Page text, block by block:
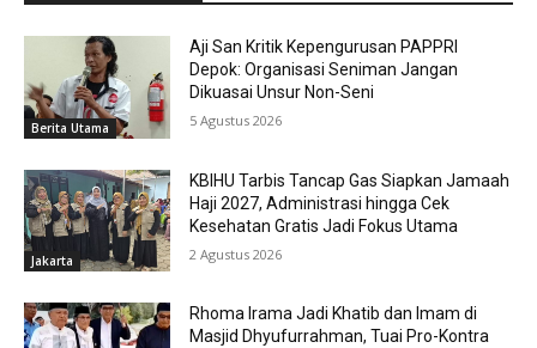
Berita Utama
Aji San Kritik Kepengurusan PAPPRI
Depok: Organisasi Seniman Jangan
Dikuasai Unsur Non-Seni
5 Agustus 2026
Jakarta
KBIHU Tarbis Tancap Gas Siapkan Jamaah
Haji 2027, Administrasi hingga Cek
Kesehatan Gratis Jadi Fokus Utama
2 Agustus 2026
Rhoma Irama Jadi Khatib dan Imam di
Masjid Dhyufurrahman, Tuai Pro-Kontra